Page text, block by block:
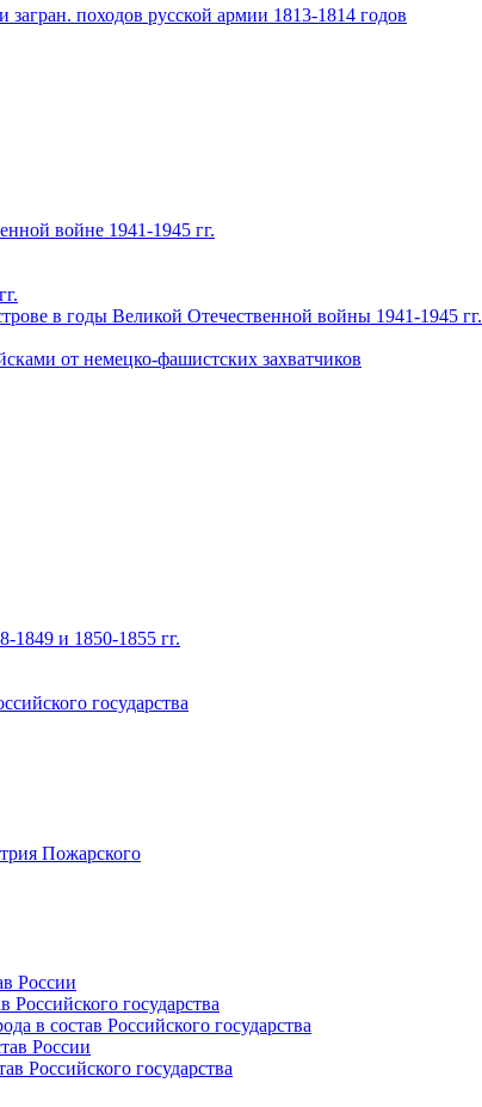
походов русской армии 1813-1814 годов
войне 1941-1945 гг.
в годы Великой Отечественной войны 1941-1945 гг.
от немецко-фашистских захватчиков
1849 и 1850-1855 гг.
государства
Пожарского
России
государства
в состав Российского государства
России
Российского государства